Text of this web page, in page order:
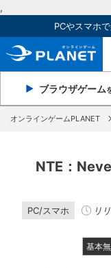
,
PCやスマホ
ブラウザゲーム
オンラインゲームPLANET
NTE：
PC/スマホ リ
基本